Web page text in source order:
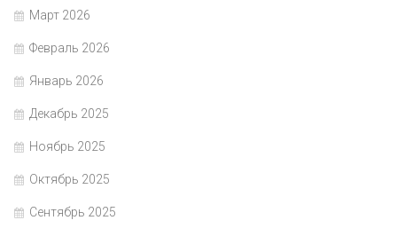
Март 2026
Февраль 2026
Январь 2026
Декабрь 2025
Ноябрь 2025
Октябрь 2025
Сентябрь 2025